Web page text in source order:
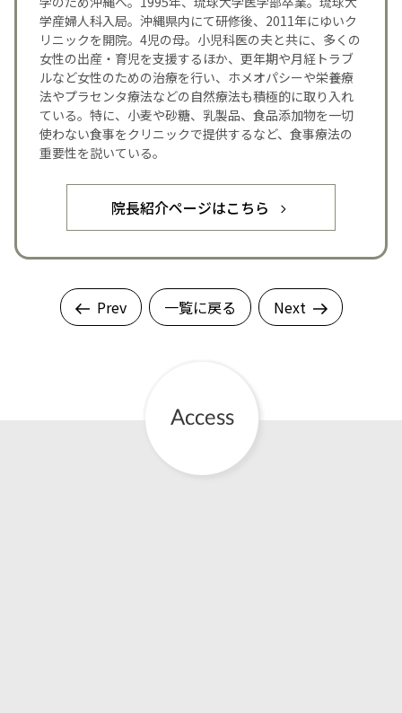
学産婦人科入局。沖縄県内にて研修後、2011年にゆいク
リニックを開院。4児の母。小児科医の夫と共に、多くの
女性の出産・育児を支援するほか、更年期や月経トラブ
ルなど女性のための治療を行い、ホメオパシーや栄養療
法やプラセンタ療法などの自然療法も積極的に取り入れ
ている。特に、小麦や砂糖、乳製品、食品添加物を一切
使わない食事をクリニックで提供するなど、食事療法の
重要性を説いている。
院長紹介ページはこちら
Prev 一覧に戻る Next